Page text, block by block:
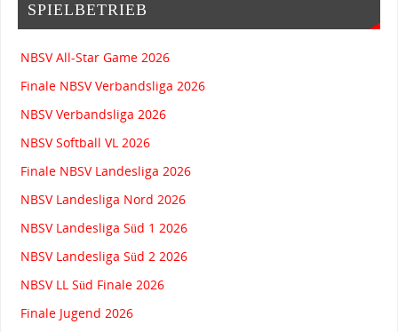
SPIELBETRIEB
NBSV All-Star Game 2026
Finale NBSV Verbandsliga 2026
NBSV Verbandsliga 2026
NBSV Softball VL 2026
Finale NBSV Landesliga 2026
NBSV Landesliga Nord 2026
NBSV Landesliga Süd 1 2026
NBSV Landesliga Süd 2 2026
NBSV LL Süd Finale 2026
Finale Jugend 2026